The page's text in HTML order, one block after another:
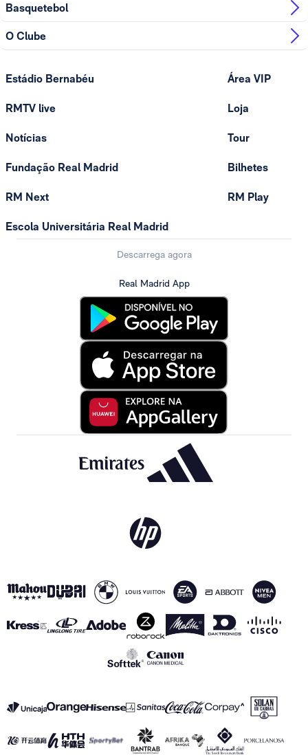
Basquetebol
O Clube
Estádio Bernabéu
RMTV live
Notícias
Fundação Real Madrid
RM Next
Escola Universitária Real Madrid
Área VIP
Loja
Tour
Bilhetes
RM Play
Descarrega agora
Real Madrid App